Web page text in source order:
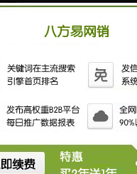
范围。卫星网络在规划之初
现。这种“5G+卫星互联网”
统模式，开展智慧消防规模